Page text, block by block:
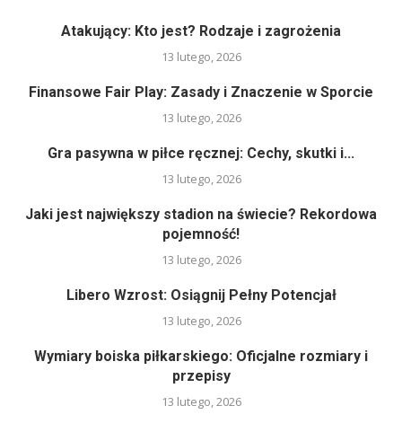
Atakujący: Kto jest? Rodzaje i zagrożenia
13 lutego, 2026
Finansowe Fair Play: Zasady i Znaczenie w Sporcie
13 lutego, 2026
Gra pasywna w piłce ręcznej: Cechy, skutki i...
13 lutego, 2026
Jaki jest największy stadion na świecie? Rekordowa
pojemność!
13 lutego, 2026
Libero Wzrost: Osiągnij Pełny Potencjał
13 lutego, 2026
Wymiary boiska piłkarskiego: Oficjalne rozmiary i
przepisy
13 lutego, 2026